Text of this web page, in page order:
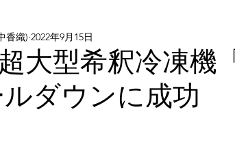
大型希釈冷凍機
ダウンに成功
香織) 2022年9月15日